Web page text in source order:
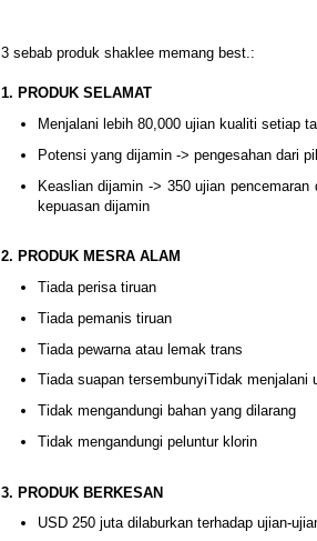
3 sebab produk shaklee memang best.:
1. PRODUK SELAMAT
Menjalani lebih 80,000 ujian kualiti setiap
Potensi yang dijamin -> pengesahan dari
Keaslian dijamin -> 350 ujian
kepuasan dijamin
2. PRODUK MESRA ALAM
Tiada perisa tiruan
Tiada pemanis tiruan
Tiada pewarna atau lemak trans
Tiada suapan tersembunyiTidak menjalani
Tidak mengandungi bahan yang dilarang
Tidak mengandungi peluntur klorin
3. PRODUK BERKESAN
USD 250 juta dilaburkan terhadap ujian-